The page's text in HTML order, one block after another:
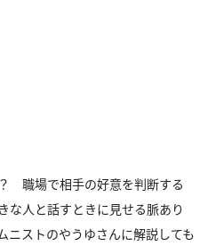
職場で相手の好意を判断する
人と話すときに見せる脈あり
ニストのやうゆさんに解説しても